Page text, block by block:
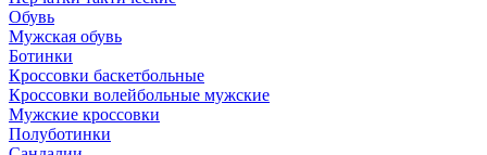
Обувь
Мужская обувь
Ботинки
Кроссовки баскетбольные
Кроссовки волейбольные мужские
Мужские кроссовки
Полуботинки